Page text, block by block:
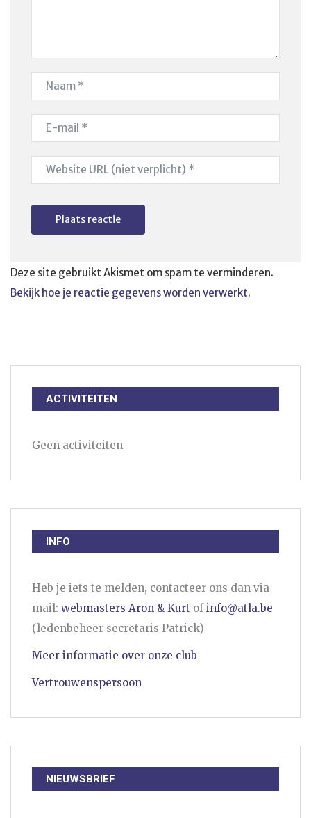
Deze site gebruikt Akismet om spam te verminderen.
Bekijk hoe je reactie gegevens worden verwerkt.
ACTIVITEITEN
Geen activiteiten
INFO
Heb je iets te melden, contacteer ons dan via
mail: webmasters Aron & Kurt ofinfo@atla.be
(ledenbeheer secretaris Patrick)
Meer informatie over onze club
Vertrouwenspersoon
NIEUWSBRIEF